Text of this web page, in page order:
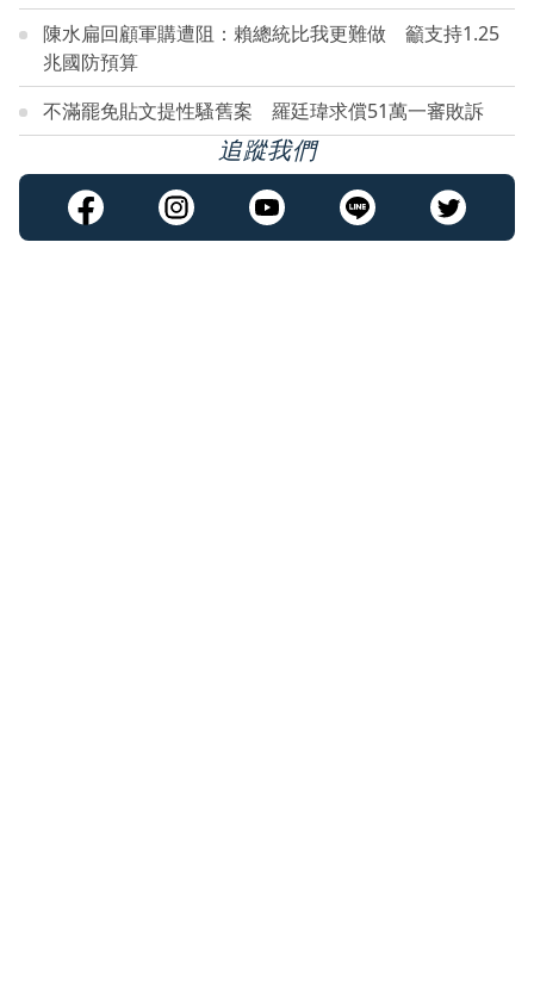
陳水扁回顧軍購遭阻：賴總統比我更難做 籲支持1.25
兆國防預算
不滿罷免貼文提性騷舊案 羅廷瑋求償51萬一審敗訴
追蹤我們